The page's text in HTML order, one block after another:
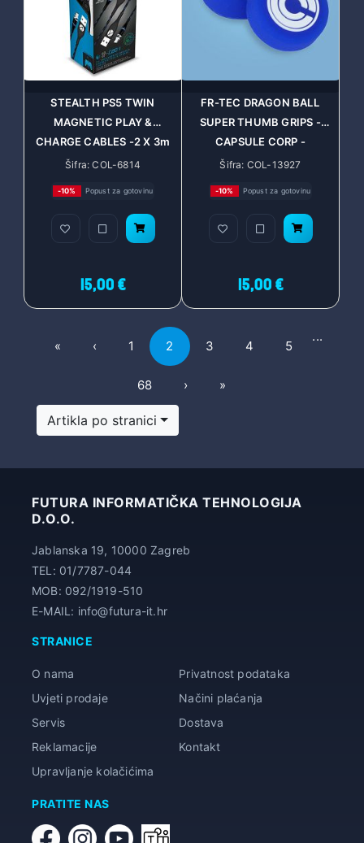
STEALTH PS5 TWIN
MAGNETIC PLAY &
CHARGE CABLES -2 X 3m
- 5055269711612
Šifra: COL-6814
-10% Popust za gotovinu
15,00 €
FR-TEC DRAGON BALL
SUPER THUMB GRIPS -
CAPSULE CORP -
8436563090936
Šifra: COL-13927
-10% Popust za gotovinu
15,00 €
«First ‹ Previous
1 2 3 4 5
...
68 ›Next »
Artikla po stranici
FUTURA INFORMATIČKA TEHNOLOGIJA
D.O.O.
Jablanska 19, 10000 Zagreb
TEL: 01/7787-044
MOB: 092/1919-510
E-MAIL: info@futura-it.hr
STRANICE
O nama
Privatnost podataka
Uvjeti prodaje
Načini plaćanja
Servis
Dostava
Reklamacije
Kontakt
Upravljanje kolačićima
PRATITE NAS